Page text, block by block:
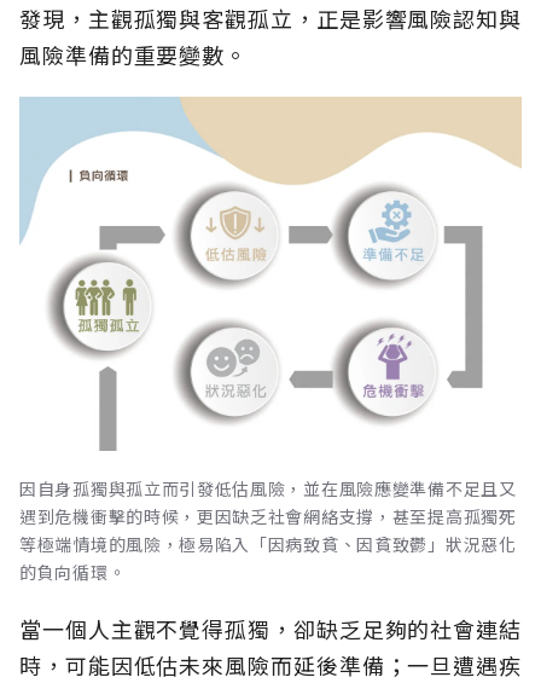
發現，主觀孤獨與客觀孤立，正是影響風險認知與
風險準備的重要變數。
因自身孤獨與孤立而引發低估風險，並在風險應變準備不足且又
遇到危機衝擊的時候，更因缺乏社會網絡支撐，甚至提高孤獨死
等極端情境的風險，極易陷入「因病致貧、因貧致鬱」狀況惡化
的負向循環。
當一個人主觀不覺得孤獨，卻缺乏足夠的社會連結
時，可能因低估未來風險而延後準備；一旦遭遇疾